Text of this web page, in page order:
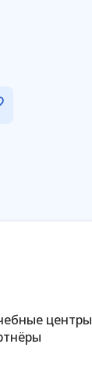
центры